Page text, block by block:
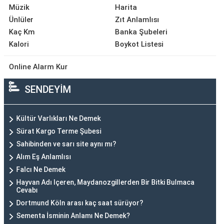
Müzik
Ünlüler
Kaç Km
Kalori
Harita
Zıt Anlamlısı
Banka Şubeleri
Boykot Listesi
Online Alarm Kur
SENDEYİM
Kültür Varlıkları Ne Demek
Sürat Kargo Terme Şubesi
Sahibinden ve sarı site aynı mı?
Alım Eş Anlamlısı
Falcı Ne Demek
Hayvan Adı Içeren, Maydanozgillerden Bir Bitki Bulmaca
Cevabı
Dortmund Köln arası kaç saat sürüyor?
Sementa İsminin Anlamı Ne Demek?